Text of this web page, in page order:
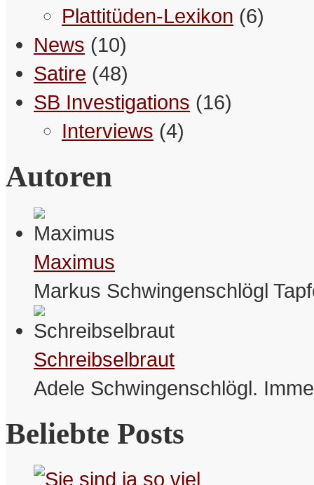
Plattitüden-Lexikon (6)
News (10)
Satire (48)
SB Investigations (16)
Interviews (4)
Autoren
Maximus
Markus Schwingenschlögl
Schreibselbraut
Adele Schwingenschlögl.
Beliebte Posts